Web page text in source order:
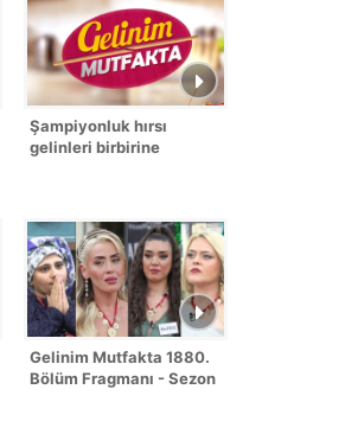
Şampiyonluk hırsı
gelinleri birbirine
Gelinim Mutfakta 1880.
Bölüm Fragmanı - Sezon